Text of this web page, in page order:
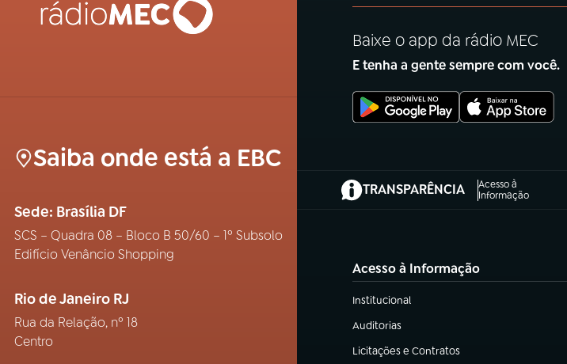
Saiba onde está a EBC
Sede: Brasília DF
SCS – Quadra 08 – Bloco B 50/60 – 1º Subsolo
Edifício Venâncio Shopping
Rio de Janeiro RJ
Rua da Relação, nº 18
Centro
Baixe o app da rádio MEC
E tenha a gente sempre com você.
TRANSPARÊNCIA
Acesso à
Informação
(abre em nova aba)
Acesso à Informação
Institucional
(abre em nova aba)
Auditorias
(abre em nova aba)
Licitações e Contratos
(abre em nova aba)